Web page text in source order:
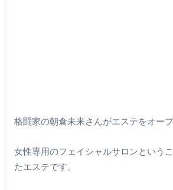
格闘家の朝倉未来さんがエステをオー
女性専用のフェイシャルサロンという
たエステです。